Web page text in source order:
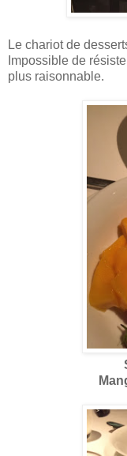
Le chariot de
Impossible de
plus raisonnable.